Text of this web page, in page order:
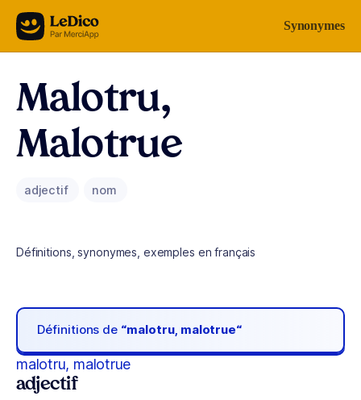
Aller au contenu Synonymes
Malotru,
Malotrue
adjectif nom
Définitions, synonymes, exemples en français
Définitions de “malotru, malotrue“
malotru, malotrue
adjectif